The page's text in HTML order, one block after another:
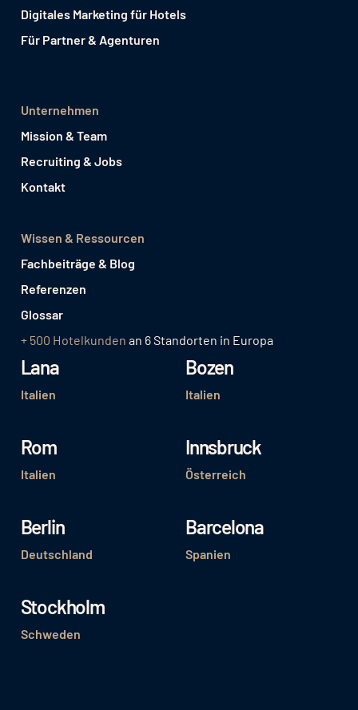
Digitales Marketing für Hotels
Für Partner & Agenturen
Unternehmen
Mission & Team
Recruiting & Jobs
Kontakt
Wissen & Ressourcen
Fachbeiträge & Blog
Referenzen
Glossar
+ 500 Hotelkunden an 6 Standorten in Europa
Lana
Italien
Bozen
Italien
Rom
Italien
Innsbruck
Österreich
Berlin
Deutschland
Barcelona
Spanien
Stockholm
Schweden